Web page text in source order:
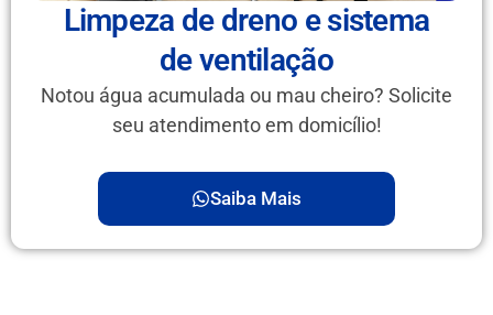
Limpeza de dreno e sistema
de ventilação
Notou água acumulada ou mau cheiro? Solicite
seu atendimento em domicílio!
Saiba Mais